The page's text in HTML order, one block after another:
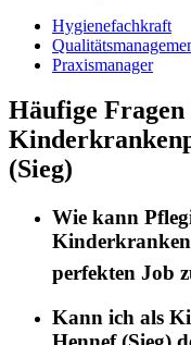
Hygienefachkraft
Praxismanager
Häufige Fragen
(Sieg)
Wie kann
perfekten Job
Kann ich als